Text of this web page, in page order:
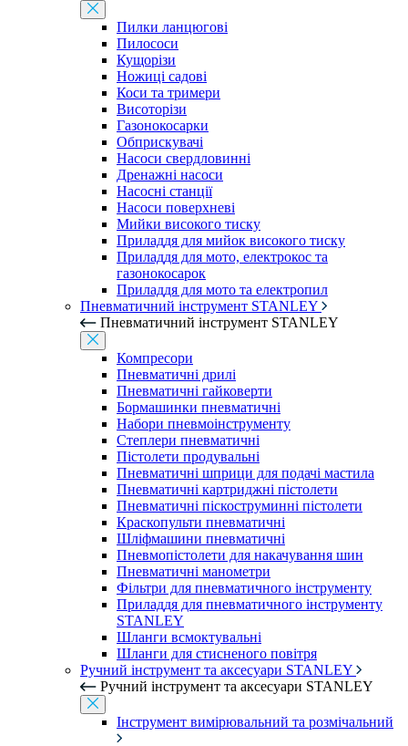
Пилки ланцюгові
Пилососи
Кущорізи
Ножиці садові
Коси та тримери
Висоторізи
Газонокосарки
Обприскувачі
Насоси свердловинні
Дренажні насоси
Насосні станції
Насоси поверхневі
Мийки високого тиску
Приладдя для мийок високого тиску
Приладдя для мото, електрокос та
газонокосарок
Приладдя для мото та електропил
Пневматичний інструмент STANLEY
Пневматичний інструмент STANLEY
Компресори
Пневматичні дрилі
Пневматичні гайковерти
Бормашинки пневматичні
Набори пневмоінструменту
Степлери пневматичні
Пістолети продувальні
Пневматичні шприци для подачі мастила
Пневматичні картриджні пістолети
Пневматичні піскоструминні пістолети
Краскопульти пневматичні
Шліфмашини пневматичні
Пневмопістолети для накачування шин
Пневматичні манометри
Фільтри для пневматичного інструменту
Приладдя для пневматичного інструменту
STANLEY
Шланги всмоктувальні
Шланги для стисненого повітря
Ручний інструмент та аксесуари STANLEY
Ручний інструмент та аксесуари STANLEY
Інструмент вимірювальний та розмічальний